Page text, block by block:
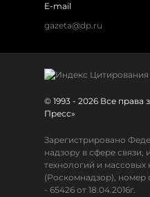
E-mail
gazeta@dp.ru
© 1993 - 2026 Все
Пресс»
Зарегистрировано
надзору в сфере
технологий и
(Роскомнадзор),
- 65426 от 18.04.2016г.